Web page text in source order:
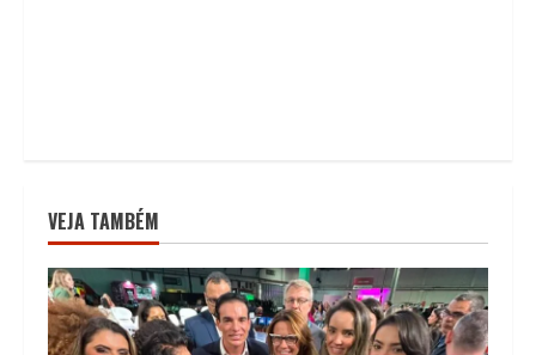
VEJA TAMBÉM